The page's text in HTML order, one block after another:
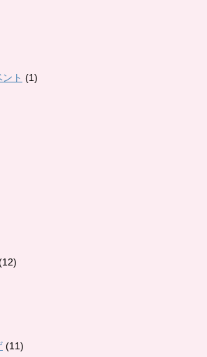
ト (1)
(11)